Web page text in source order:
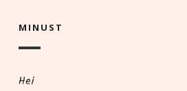
MINUST
Hei